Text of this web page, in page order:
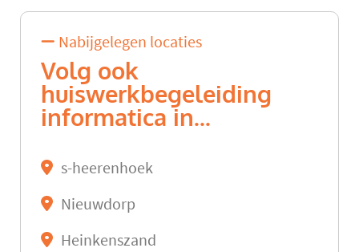
Nabijgelegen locaties
Volg ook
huiswerkbegeleiding
informatica in...
s-heerenhoek
Nieuwdorp
Heinkenszand